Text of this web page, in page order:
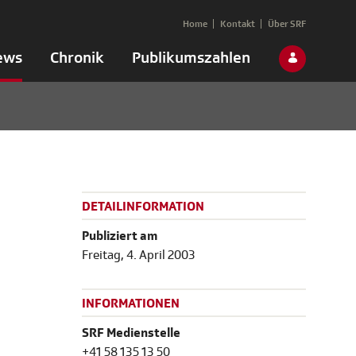
Chronik Publikumszahlen
Home Kontakt Über SRF
DETAILINFORMATION
Publiziert am
Freitag, 4. April 2003
INFORMATIONEN
SRF Medienstelle
+41 58 135 13 50